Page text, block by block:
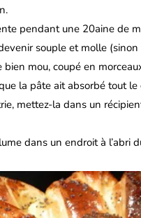
pendant une 20aine de
souple et molle
mou, coupé en
la pâte ait absorbé tout le
mettez-la dans un
dans un endroit à l’abri